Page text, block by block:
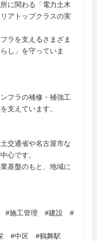
に関わる「電力土木
アトップクラスの実
ラを支えるさまざま
し」を守っていま
フラの補修・補強工
支えています。
交通省や名古屋市な
心です。
基盤のもと、地域に
#施工管理 #建設 #
#中区 #鶴舞駅